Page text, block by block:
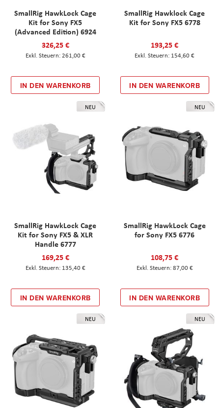
SmallRig HawkLock Cage
Kit for Sony FX5
(Advanced Edition) 6924
326,25 €
261,00 €
IN DEN WARENKORB
SmallRig Hawklock Cage
Kit for Sony FX5 6778
193,25 €
154,60 €
IN DEN WARENKORB
NEU
SmallRig HawkLock Cage
Kit for Sony FX5 & XLR
Handle 6777
169,25 €
135,40 €
IN DEN WARENKORB
NEU
SmallRig HawkLock Cage
for Sony FX5 6776
108,75 €
87,00 €
IN DEN WARENKORB
NEU NEU